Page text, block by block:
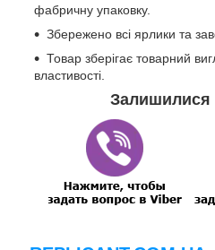
фабричну упаковку.
Збережено всі ярлики та
Товар зберігає товарний
властивості.
Залишилися